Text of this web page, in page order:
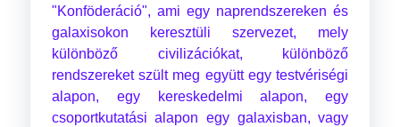
"Konföderáció", ami egy naprendszereken és
galaxisokon keresztüli szervezet, mely
különböző civilizációkat, különböző
rendszereket szült meg együtt egy testvériségi
alapon, egy kereskedelmi alapon, egy
csoportkutatási alapon egy galaxisban, vagy